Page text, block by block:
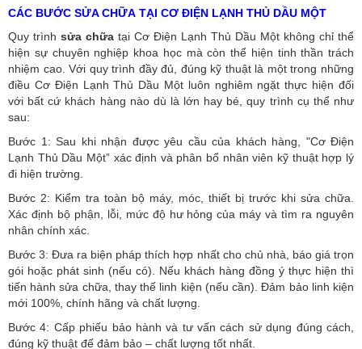
CÁC BƯỚC SỬA CHỮA TẠI CƠ ĐIỆN LẠNH THỦ DẦU MỘT
Quy trình sửa chữa tại Cơ Điện Lạnh Thủ Dầu Một không chỉ thể
hiện sự chuyên nghiệp khoa học mà còn thể hiện tinh thần trách
nhiệm cao. Với quy trình đầy đủ, đúng kỹ thuật là một trong những
điều Cơ Điện Lạnh Thủ Dầu Một luôn nghiêm ngặt thực hiện đối
với bất cứ khách hàng nào dù là lớn hay bé, quy trình cụ thể như
sau:
Bước 1: Sau khi nhận được yêu cầu của khách hàng, "Cơ Điện
Lạnh Thủ Dầu Một” xác định và phân bổ nhân viên kỹ thuật hợp lý
đi hiện trường.
Bước 2: Kiểm tra toàn bộ máy, móc, thiết bị trước khi sửa chữa.
Xác định bộ phận, lỗi, mức độ hư hỏng của máy và tìm ra nguyên
nhân chính xác.
Bước 3: Đưa ra biện pháp thích hợp nhất cho chủ nhà, báo giá trọn
gói hoặc phát sinh (nếu có). Nếu khách hàng đồng ý thực hiện thì
tiến hành sửa chữa, thay thế linh kiện (nếu cần). Đảm bảo linh kiện
mới 100%, chính hãng và chất lượng.
Bước 4: Cấp phiếu bảo hành và tư vấn cách sử dụng đúng cách,
đúng kỹ thuật để đảm bảo – chất lượng tốt nhất.